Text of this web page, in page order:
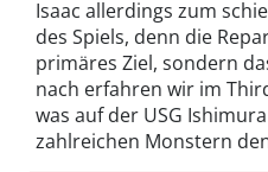
Isaac allerdings zum
des Spiels, denn die
primäres Ziel, sondern
nach erfahren wir im
was auf der USG
zahlreichen Monstern